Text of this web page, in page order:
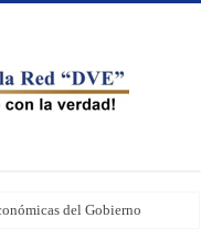
del Gobierno